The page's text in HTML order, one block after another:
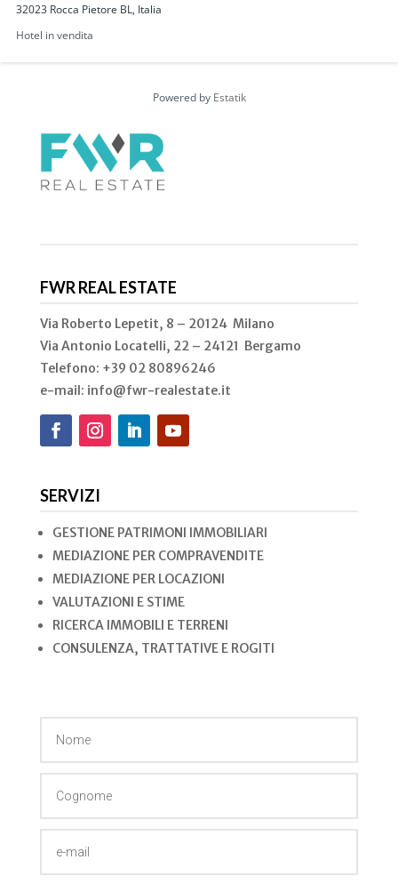
32023 Rocca Pietore BL, Italia
Hotel in vendita
Powered by Estatik
FWR REAL ESTATE
Via Roberto Lepetit, 8 – 20124 Milano
Via Antonio Locatelli, 22 – 24121 Bergamo
Telefono: +39 02 80896246
e-mail: info@fwr-realestate.it
SERVIZI
GESTIONE PATRIMONI IMMOBILIARI
MEDIAZIONE PER COMPRAVENDITE
MEDIAZIONE PER LOCAZIONI
VALUTAZIONI E STIME
RICERCA IMMOBILI E TERRENI
CONSULENZA, TRATTATIVE E ROGITI